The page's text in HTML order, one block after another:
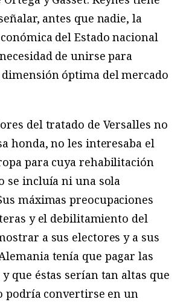
antes que nadie, la
del Estado nacional
de unirse para
óptima del mercado
del tratado de Versalles no
honda, no les interesaba el
para cuya rehabilitación
se incluía ni una sola
máximas preocupaciones
y el debilitamiento del
a sus electores y a sus
tenía que pagar las
que éstas serían tan altas que
podría convertirse en un